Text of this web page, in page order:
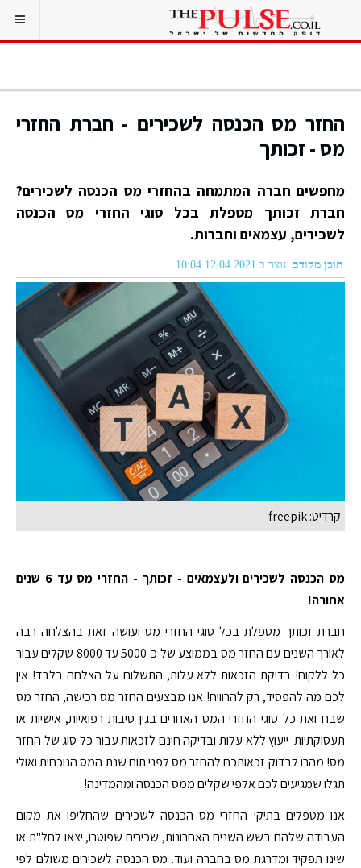
החזר מס הכנסה לשכירים - חברת החזרי
מס - זכותך
מחפשים חברה המתמחה בהחזרי מס הכנסה לשכירים?
חברת זכותך מטפלת בכל סוגי החזרי מס הכנסה
לשכירים, עצמאים וחברות.
תוכן מקודם נוצר ב 12.04.2021 10:04
קרדיט: freepik
מס הכנסה לשכירים ולעצמאים - זכותך - החזרי מס עד 6 שנים
אחורה!
חברת זכותך מטפלת בכל סוגי החזרי מס ועושה זאת בהצלחה רבה
לאורך השנים עם החזר מס בממוצע של כ-5000 עד 8000 שקלים עבור
כל ללקוח! בדיקת הזכאות ללא עלות, התשלום על הצלחה בלבד! אין
לכם מה להפסיד, רק להרוויח! אנו מבצעים החזר מס רכישה, החזר מס
שבח ואת כל סוגי החזרי המס האחרים בגין סיבות רפואיות, אישיות או
תעסוקתיות. ייעוץ ללא עלות ובדיקה חינם לזכאות עבור כל סוג של החזר
מס! מהרו לבדוק זכאותכם להחזר מס לפני תום שנת המס הנוכחית ואולי
תגלו שמגיעים לכם אלפי שקלים ממס הכנסה ומהמדינה!
אנו מטפלים בתיקי החזרי מס הכנסה לשכירים שהחליפו את מקום
העבודה שלהם בשש השנים האחרונות, שכירים שפוטרו, יצאו לחל"ת או
שינו תפקיד ומדרגת מס בחברה ועוד. מס הכנסה לשכירים משולם לפי